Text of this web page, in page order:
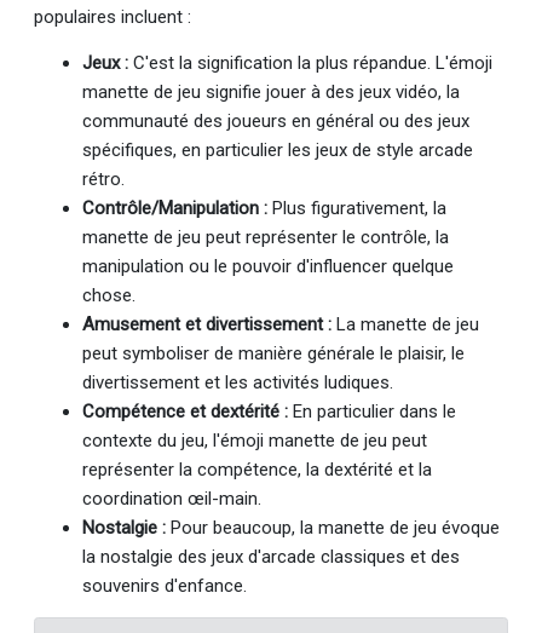
populaires incluent :
Jeux : C'est la signification la plus répandue. L'émoji
manette de jeu signifie jouer à des jeux vidéo, la
communauté des joueurs en général ou des jeux
spécifiques, en particulier les jeux de style arcade
rétro.
Contrôle/Manipulation : Plus figurativement, la
manette de jeu peut représenter le contrôle, la
manipulation ou le pouvoir d'influencer quelque
chose.
Amusement et divertissement : La manette de jeu
peut symboliser de manière générale le plaisir, le
divertissement et les activités ludiques.
Compétence et dextérité : En particulier dans le
contexte du jeu, l'émoji manette de jeu peut
représenter la compétence, la dextérité et la
coordination œil-main.
Nostalgie : Pour beaucoup, la manette de jeu évoque
la nostalgie des jeux d'arcade classiques et des
souvenirs d'enfance.